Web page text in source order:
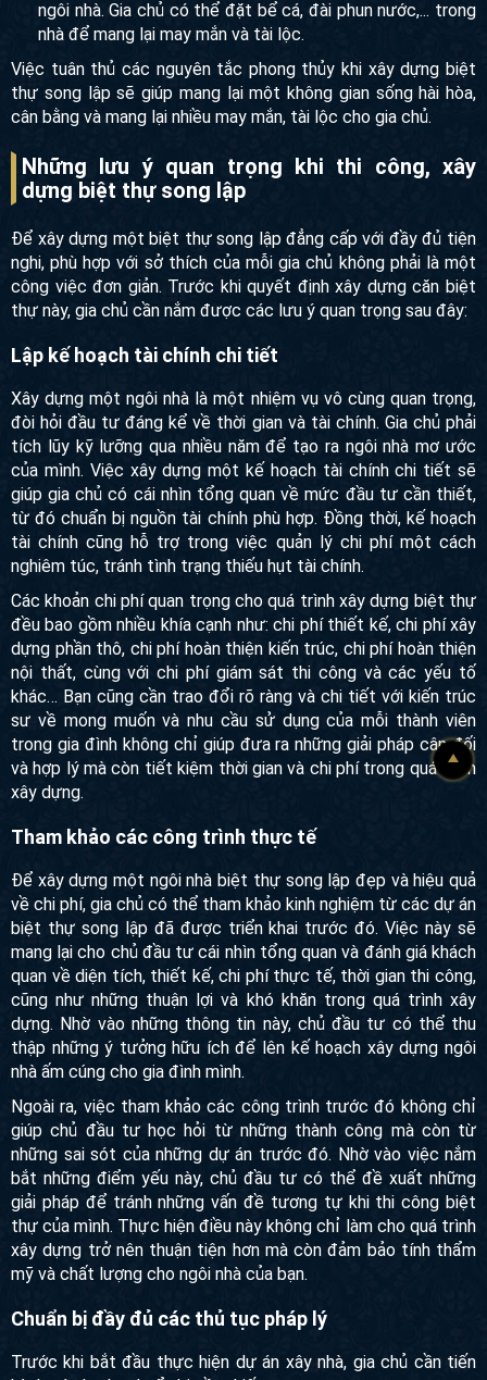
mang lại vượng khí cho ngôi nhà. Gia chủ nên trồng cây
xanh trong nhà, nhưng cần lưu ý lựa chọn những loại
cây phù hợp với phong thủy.
: Nước có tác dụng mang lại tài lộc và may mắn
cho ngôi nhà. Gia chủ có thể đặt bể cá, đài phun nước,...
trong nhà để mang lại may mắn và tài lộc.
Việc tuân thủ các nguyên tắc phong thủy khi xây dựng biệt
thự song lập sẽ giúp mang lại một không gian sống hài hòa,
Những lưu ý quan trọng khi thi công, xây
dựng biệt thự song lập
nghi, phù hợp với sở thích của mỗi gia chủ không phải là
biệt thự này, gia chủ cần nắm được các lưu ý quan trọng
sau đây:
Lập kế hoạch tài chính chi tiết
Xây dựng một ngôi nhà là một nhiệm vụ vô cùng quan trọng,
đòi hỏi đầu tư đáng kể về thời gian và tài chính. Gia chủ
phải tích lũy kỹ lưỡng qua nhiều năm để tạo ra ngôi nhà mơ
ước của mình. Việc xây dựng một kế hoạch tài chính chi tiết
sẽ giúp gia chủ có cái nhìn tổng quan về mức đầu tư cần
thiết, từ đó chuẩn bị nguồn tài chính phù hợp. Đồng thời, kế
hoạch tài chính cũng hỗ trợ trong việc quản lý chi phí một
cách nghiêm túc, tránh tình trạng thiếu hụt tài chính.
Các khoản chi phí quan trọng cho quá trình xây dựng biệt
thự đều bao gồm nhiều khía cạnh như: chi phí thiết kế, chi
phí xây dựng phần thô, chi phí hoàn thiện kiến trúc, chi phí
hoàn thiện nội thất, cùng với chi phí giám sát thi công và các
kiến trúc sư về mong muốn và nhu cầu sử dụng của mỗi
pháp cân đối và hợp lý mà còn tiết kiệm thời gian và chi phí
trong quá trình xây dựng.
Tham khảo các công trình thực tế
Để xây dựng một ngôi nhà biệt thự song lập đẹp và hiệu
quả về chi phí, gia chủ có thể tham khảo kinh nghiệm từ các
dự án biệt thự song lập đã được triển khai trước đó. Việc
này sẽ mang lại cho chủ đầu tư cái nhìn tổng quan và đánh
giá khách quan về diện tích, thiết kế, chi phí thực tế, thời
gian thi công, cũng như những thuận lợi và khó khăn trong
quá trình xây dựng. Nhờ vào những thông tin này, chủ đầu
tư có thể thu thập những ý tưởng hữu ích để lên kế hoạch
xây dựng ngôi nhà ấm cúng cho gia đình mình.
Ngoài ra, việc tham khảo các công trình trước đó không chỉ
giúp chủ đầu tư học hỏi từ những thành công mà còn từ
những sai sót của những dự án trước đó. Nhờ vào việc nắm
giải pháp để tránh những vấn đề tương tự khi thi công biệt
trình xây dựng trở nên thuận tiện hơn mà còn đảm bảo tính